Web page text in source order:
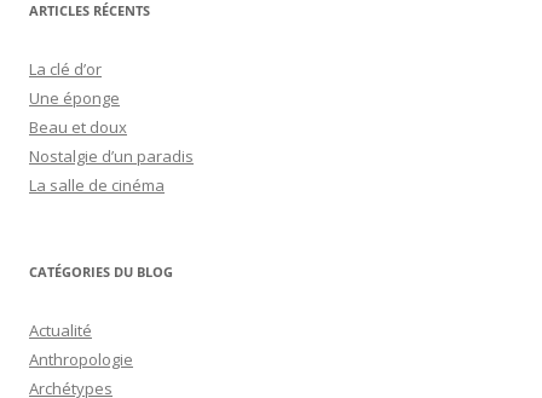
ARTICLES RÉCENTS
La clé d’or
Une éponge
Beau et doux
Nostalgie d’un paradis
La salle de cinéma
CATÉGORIES DU BLOG
Actualité
Anthropologie
Archétypes